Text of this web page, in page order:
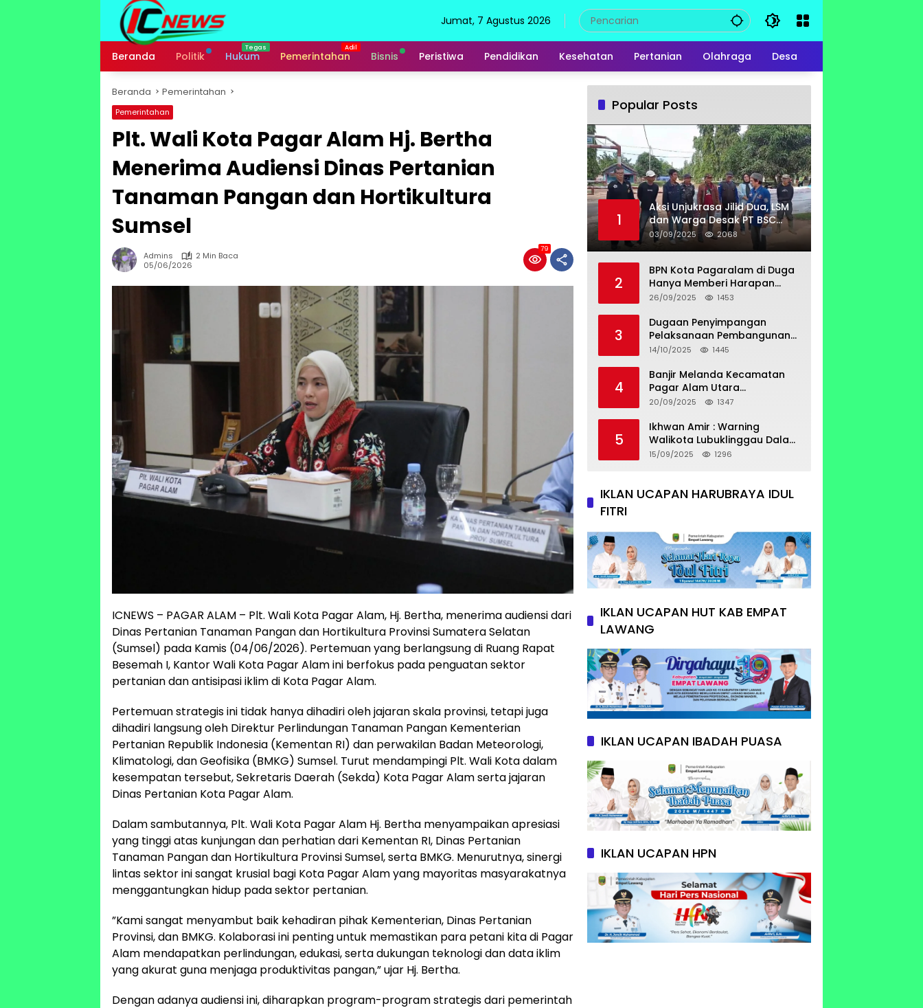
Jumat, 7 Agustus 2026
Beranda Politik Hukum Pemerintahan Bisnis Peristiwa Pendidikan Kesehatan Pertanian Olahraga Desa
Beranda Pemerintahan
Pemerintahan
Plt. Wali Kota Pagar Alam Hj. Bertha
Menerima Audiensi Dinas Pertanian
Tanaman Pangan dan Hortikultura
Sumsel
Admins
2 Min Baca
05/06/2026
79
ICNEWS – PAGAR ALAM – Plt. Wali Kota Pagar Alam, Hj. Bertha, menerima audiensi dari
Dinas Pertanian Tanaman Pangan dan Hortikultura Provinsi Sumatera Selatan
(Sumsel) pada Kamis (04/06/2026). Pertemuan yang berlangsung di Ruang Rapat
Besemah I, Kantor Wali Kota Pagar Alam ini berfokus pada penguatan sektor
pertanian dan antisipasi iklim di Kota Pagar Alam.
​Pertemuan strategis ini tidak hanya dihadiri oleh jajaran skala provinsi, tetapi juga
dihadiri langsung oleh Direktur Perlindungan Tanaman Pangan Kementerian
Pertanian Republik Indonesia (Kementan RI) dan perwakilan Badan Meteorologi,
Klimatologi, dan Geofisika (BMKG) Sumsel. Turut mendampingi Plt. Wali Kota dalam
kesempatan tersebut, Sekretaris Daerah (Sekda) Kota Pagar Alam serta jajaran
Dinas Pertanian Kota Pagar Alam.
​Dalam sambutannya, Plt. Wali Kota Pagar Alam Hj. Bertha menyampaikan apresiasi
yang tinggi atas kunjungan dan perhatian dari Kementan RI, Dinas Pertanian
Tanaman Pangan dan Hortikultura Provinsi Sumsel, serta BMKG. Menurutnya, sinergi
lintas sektor ini sangat krusial bagi Kota Pagar Alam yang mayoritas masyarakatnya
menggantungkan hidup pada sektor pertanian.
​”Kami sangat menyambut baik kehadiran pihak Kementerian, Dinas Pertanian
Provinsi, dan BMKG. Kolaborasi ini penting untuk memastikan para petani kita di Pagar
Alam mendapatkan perlindungan, edukasi, serta dukungan teknologi dan data iklim
yang akurat guna menjaga produktivitas pangan,” ujar Hj. Bertha.
​Dengan adanya audiensi ini, diharapkan program-program strategis dari pemerintah
Popular Posts
1
Aksi Unjukrasa Jilid Dua, LSM
dan Warga Desak PT BSC
Bayar Lahan Milik Untung
Suropati
03/09/2025 2068
2
BPN Kota Pagaralam di Duga
Hanya Memberi Harapan
Kurang Tanggap Terkait
26/09/2025 1453
3
Dugaan Penyimpangan
Pelaksanaan Pembangunan
Prasarana Utilitas
14/10/2025 1445
4
Banjir Melanda Kecamatan
Pagar Alam Utara
Pemerintahan Luber Belum
20/09/2025 1347
5
Ikhwan Amir : Warning
Walikota Lubuklinggau Dalam
Pengangkatan Staf Khusus
15/09/2025 1296
IKLAN UCAPAN HARUBRAYA IDUL
FITRI
IKLAN UCAPAN HUT KAB EMPAT
LAWANG
IKLAN UCAPAN IBADAH PUASA
IKLAN UCAPAN HPN